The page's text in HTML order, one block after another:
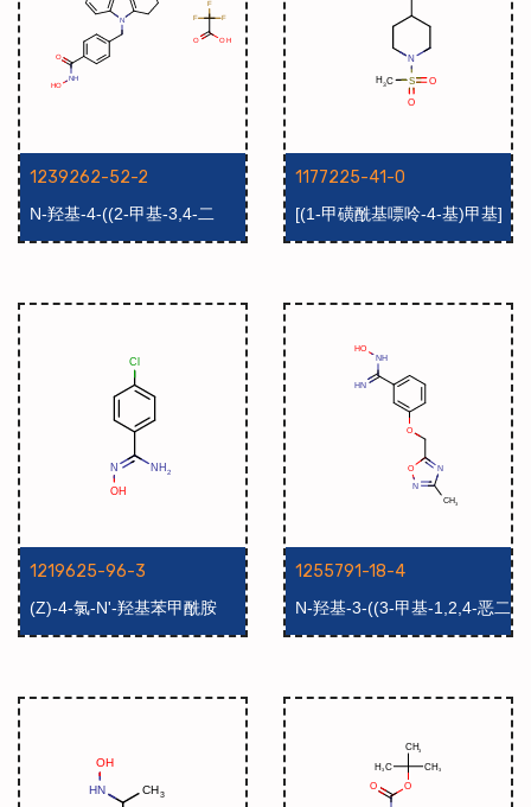
1239262-52-2
N-羟基-4-((2-甲基-3,4-二
氢-1H-吡啶并[4,3-b]吲
1177225-41-0
[(1-甲磺酰基嘌呤-4-基)甲基]
羟胺
1219625-96-3
(Z)-4-氯-N'-羟基苯甲酰胺
1255791-18-4
N-羟基-3-((3-甲基-1,2,4-恶二
唑-5-基)甲氧基)苯甲脒